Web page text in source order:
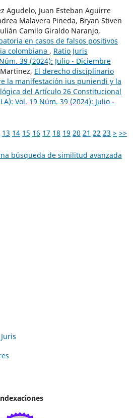
Agudelo, Juan Esteban Aguirre
Malavera Pineda, Bryan Stiven
Camilo Giraldo Naranjo,
en casos de falsos positivos
colombiana , Ratio Juris
39 (2024): Julio - Diciembre
El derecho disciplinario
la manifestación ius puniendi y la
del Artículo 26 Constitucional
Vol. 19 Núm. 39 (2024): Julio -
13 14 15 16 17 18 19 20 21 22 23 > >>
búsqueda de similitud avanzada